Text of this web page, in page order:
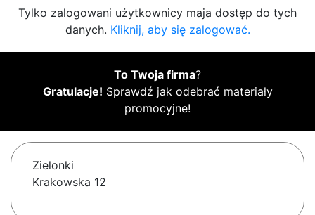
Tylko zalogowani użytkownicy maja dostęp do tych
danych. Kliknij, aby się zalogować.
To Twoja firma?
Gratulacje! Sprawdź jak odebrać materiały
promocyjne!
Zielonki
Krakowska 12